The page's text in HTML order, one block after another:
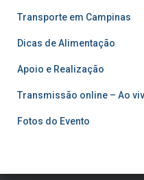
Transporte em Campinas
Dicas de Alimentação
Apoio e Realização
Transmissão online – Ao
Fotos do Evento